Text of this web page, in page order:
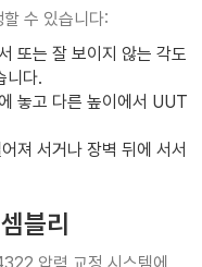
수 있습니다:
또는 잘 보이지 않는 각도
니다.
놓고 다른 높이에서 UUT
져 서거나 장벽 뒤에 서서
블리